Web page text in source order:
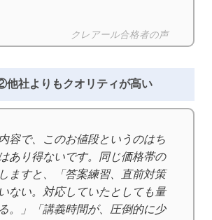
クレアール合格者の声
他社よりもクオリティが高い
容で、このお値段というのはち
あり得ないです。同じ価格帯の
ますと、「答案練習、直前対策
ない。対応していたとしても量
。」「講義時間が、圧倒的に少